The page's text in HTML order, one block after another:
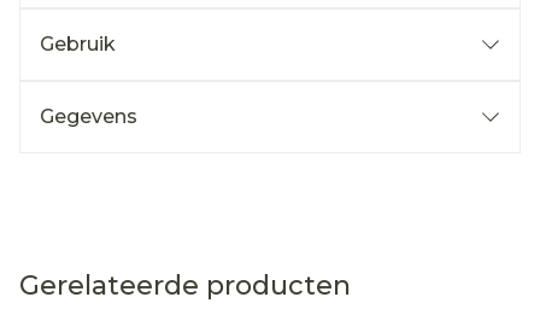
Gebruik
Gegevens
Gerelateerde producten